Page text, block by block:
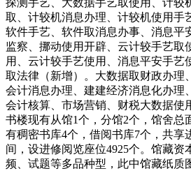
取、计较机消息办理、计较机使用手
软件手艺、软件取消息办事、消息平
监察、挪动使用开辟、云计较手艺取
用、云计较手艺使用、消息平安手艺
取法律（新增）。大数据取财政办理
会计消息办理、建建经济消息化办理
会计核算、市场营销、财税大数据使
书楼现有从馆1个，分馆2个，馆舍总
有稠密书库4个，借阅书库7个，共享
间，设进修阅览座位4925个。馆藏资
频、试题等多品种型，此中馆藏纸质